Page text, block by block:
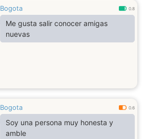
Bogota 0.8
Me gusta salir conocer amigas
nuevas
Bogota 0.6
Soy una persona muy honesta y
amble